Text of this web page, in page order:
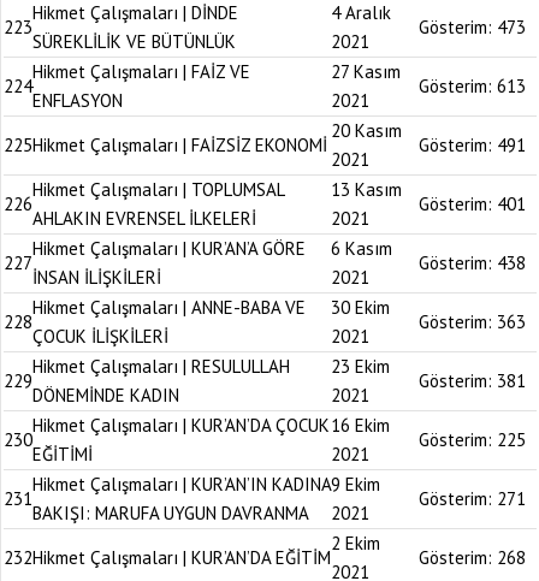
223
Hikmet Çalışmaları | DİNDE
SÜREKLİLİK VE BÜTÜNLÜK
4 Aralık
2021
Gösterim: 473
224
Hikmet Çalışmaları | FAİZ VE
ENFLASYON
27 Kasım
2021
Gösterim: 613
225Hikmet Çalışmaları | FAİZSİZ EKONOMİ
20 Kasım
2021
Gösterim: 491
226
Hikmet Çalışmaları | TOPLUMSAL
AHLAKIN EVRENSEL İLKELERİ
13 Kasım
2021
Gösterim: 401
227
Hikmet Çalışmaları | KUR’AN’A GÖRE
İNSAN İLİŞKİLERİ
6 Kasım
2021
Gösterim: 438
228
Hikmet Çalışmaları | ANNE-BABA VE
ÇOCUK İLİŞKİLERİ
30 Ekim
2021
Gösterim: 363
229
Hikmet Çalışmaları | RESULULLAH
DÖNEMİNDE KADIN
23 Ekim
2021
Gösterim: 381
230
Hikmet Çalışmaları | KUR’AN’DA ÇOCUK
EĞİTİMİ
16 Ekim
2021
Gösterim: 225
231
Hikmet Çalışmaları | KUR’AN’IN KADINA
BAKIŞI: MARUFA UYGUN DAVRANMA
9 Ekim
2021
Gösterim: 271
232Hikmet Çalışmaları | KUR’AN’DA EĞİTİM
2 Ekim
2021
Gösterim: 268